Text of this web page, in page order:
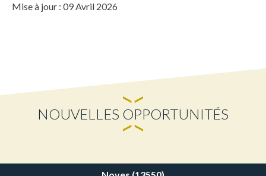
Mise à jour : 09 Avril 2026
NOUVELLES OPPORTUNITÉS